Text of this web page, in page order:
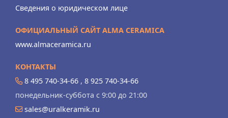
Сведения о юридическом лице
ОФИЦИАЛЬНЫЙ САЙТ ALMA CERAMICA
www.almaceramica.ru
КОНТАКТЫ
8 495 740-34-66 , 8 925 740-34-66
понедельник-суббота с 9:00 до 21:00
sales@uralkeramik.ru